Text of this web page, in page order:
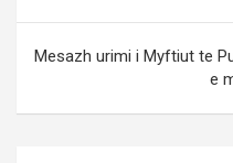
Mesazh urimi i Myftiut te
e